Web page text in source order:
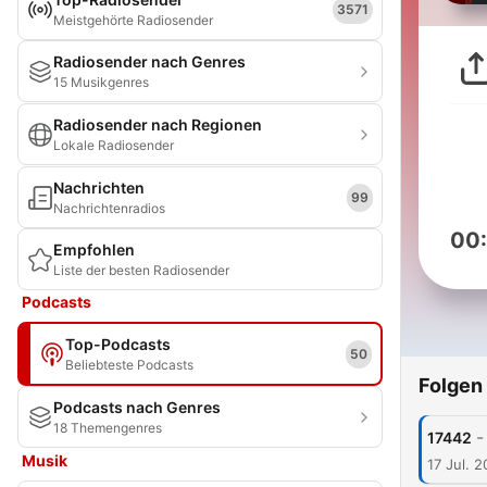
Meistgehörte Radiosender
3571
Radiosender nach Genres
15 Musikgenres
Radiosender nach Regionen
Lokale Radiosender
Nachrichten
Nachrichtenradios
99
Empfohlen
Liste der besten Radiosender
Podcasts
Top-Podcasts
Beliebteste Podcasts
50
Podcasts nach Genres
18 Themengenres
Musik
Folgen
17442 -
17 Jul.